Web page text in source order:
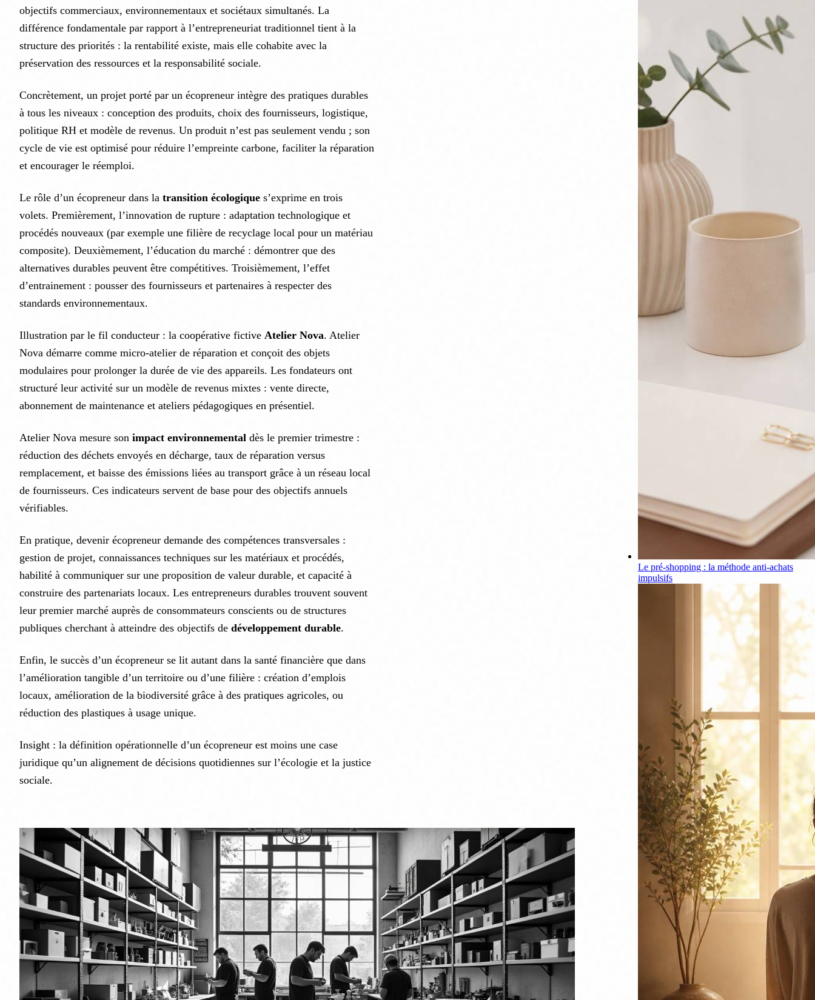
objectifs commerciaux, environnementaux et sociétaux simultanés. La
différence fondamentale par rapport à l’entrepreneuriat traditionnel tient à la
structure des priorités : la rentabilité existe, mais elle cohabite avec la
préservation des ressources et la responsabilité sociale.
Concrètement, un projet porté par un écopreneur intègre des pratiques durables
à tous les niveaux : conception des produits, choix des fournisseurs, logistique,
politique RH et modèle de revenus. Un produit n’est pas seulement vendu ; son
cycle de vie est optimisé pour réduire l’empreinte carbone, faciliter la réparation
et encourager le réemploi.
Le rôle d’un écopreneur dans la transition écologique s’exprime en trois
volets. Premièrement, l’innovation de rupture : adaptation technologique et
procédés nouveaux (par exemple une filière de recyclage local pour un matériau
composite). Deuxièmement, l’éducation du marché : démontrer que des
alternatives durables peuvent être compétitives. Troisièmement, l’effet
d’entrainement : pousser des fournisseurs et partenaires à respecter des
standards environnementaux.
Illustration par le fil conducteur : la coopérative fictive Atelier Nova. Atelier
Nova démarre comme micro-atelier de réparation et conçoit des objets
modulaires pour prolonger la durée de vie des appareils. Les fondateurs ont
structuré leur activité sur un modèle de revenus mixtes : vente directe,
abonnement de maintenance et ateliers pédagogiques en présentiel.
Atelier Nova mesure son impact environnemental dès le premier trimestre :
réduction des déchets envoyés en décharge, taux de réparation versus
remplacement, et baisse des émissions liées au transport grâce à un réseau local
de fournisseurs. Ces indicateurs servent de base pour des objectifs annuels
vérifiables.
En pratique, devenir écopreneur demande des compétences transversales :
gestion de projet, connaissances techniques sur les matériaux et procédés,
habilité à communiquer sur une proposition de valeur durable, et capacité à
construire des partenariats locaux. Les entrepreneurs durables trouvent souvent
leur premier marché auprès de consommateurs conscients ou de structures
publiques cherchant à atteindre des objectifs de développement durable.
Enfin, le succès d’un écopreneur se lit autant dans la santé financière que dans
l’amélioration tangible d’un territoire ou d’une filière : création d’emplois
locaux, amélioration de la biodiversité grâce à des pratiques agricoles, ou
réduction des plastiques à usage unique.
Insight : la définition opérationnelle d’un écopreneur est moins une case
juridique qu’un alignement de décisions quotidiennes sur l’écologie et la justice
sociale.
Le pré-shopping : la méthode anti-achats
impulsifs